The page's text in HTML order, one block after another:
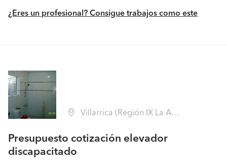
¿Eres un profesional? Consigue trabajos como este
Villarrica (Región IX La Araucanía - Cautín)
Presupuesto cotización elevador
discapacitado